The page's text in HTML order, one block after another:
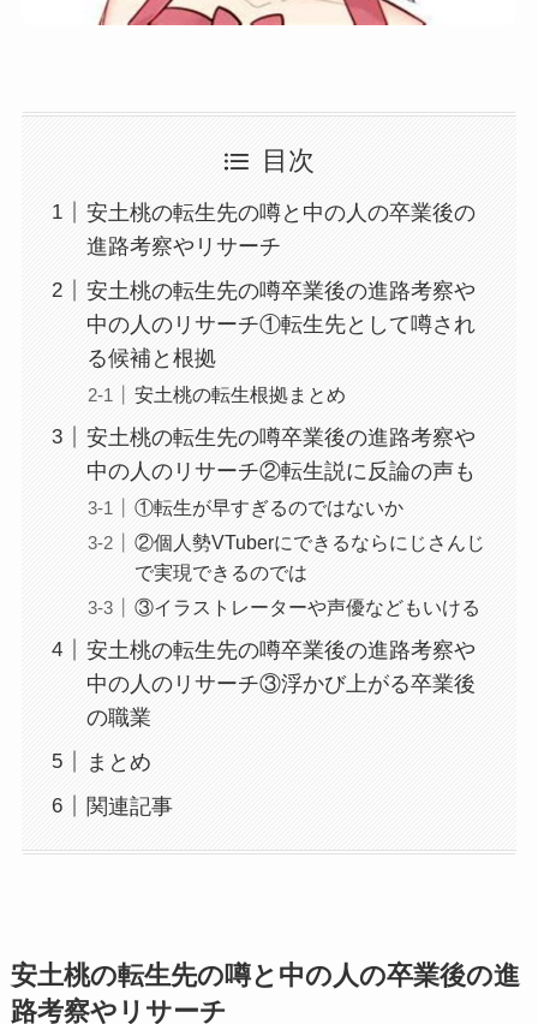
目次
安土桃の転生先の噂と中の人の卒業後の
進路考察やリサーチ
安土桃の転生先の噂卒業後の進路考察や
中の人のリサーチ①転生先として噂され
る候補と根拠
安土桃の転生根拠まとめ
安土桃の転生先の噂卒業後の進路考察や
中の人のリサーチ②転生説に反論の声も
①転生が早すぎるのではないか
②個人勢VTuberにできるならにじさんじ
で実現できるのでは
③イラストレーターや声優などもいける
安土桃の転生先の噂卒業後の進路考察や
中の人のリサーチ③浮かび上がる卒業後
の職業
まとめ
関連記事
安土桃の転生先の噂と中の人の卒業後の進
路考察やリサーチ